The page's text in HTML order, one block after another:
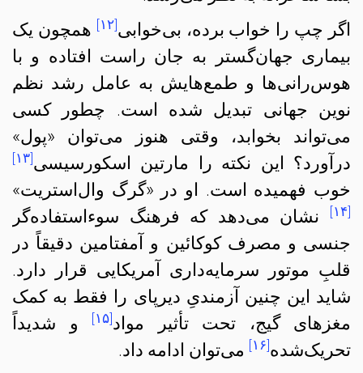
اگر چپ را خواب برده، بی‌خوابی[۱۲] همچون یک
بیماری جهان‌گستر به جان راست افتاده و با
هوس‌رانی‌ها و طمع‌هایش به عامل رشد نظم
نوین جهانی تبدیل شده است. چطور کسی
می‌تواند بخوابد، وقتی هنوز می‌توان «پول»
درآورد؟ این نکته را مارتین اسکورسیسی[۱۳]
خوب فهمیده است. او در «گرگ وال‌استریت»
[۱۴]
نشان می‌دهد که فرهنگ سوءاستفاده‌گر
جنسی و مصرف کوکائین و آمفتامین دقیقاً در
قلبِ موتور سرمایه‌داری‌ آمریکایی قرار دارد.
شاید این چنین آزمندیِ دیرپای را فقط به کمک
مغزهای گیج، تحت تأثیر مواد[۱۵]
و شدیداً
تحریک‌شده[۱۶] می‌توان ادامه داد.